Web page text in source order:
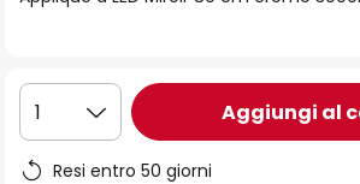
1 Aggiungi al
Resi entro 50 giorni